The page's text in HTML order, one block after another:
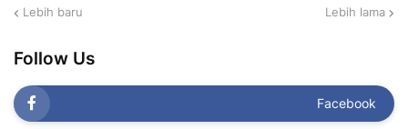
Lebih baru Lebih lama
Follow Us
Facebook